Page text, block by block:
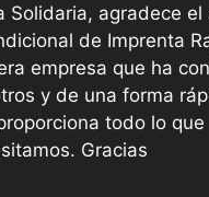
Solidaria, agradece el
de Imprenta
empresa que ha
y de una forma
todo lo que
Gracias